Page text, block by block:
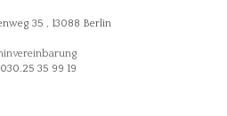
35 , 13088 Berlin
35 99 19